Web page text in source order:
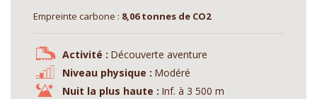
Empreinte carbone : 8,06 tonnes de CO2
Activité : Découverte aventure
Niveau physique : Modéré
Nuit la plus haute : Inf. à 3 500 m